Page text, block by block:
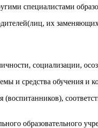
специалистами
их
социализации,
и средства обучения и
образовательного